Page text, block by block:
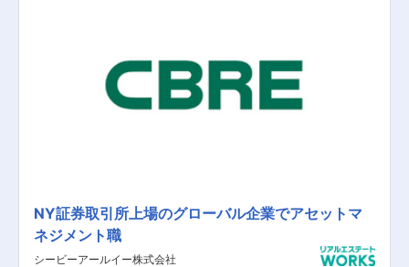
びリテールを含む）を活用した新商品の開発等
【担当者コメント】 不動産金融分野にて新規立ち
上げとなり、募集が開始されました。これまでの
培った知識・経験を生かし新しい事業を作りたい
NY証券取引所上場のグローバル企業でアセットマ
ネジメント職
シービーアールイー株式会社